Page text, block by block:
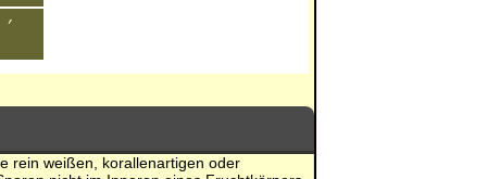
,
rein weißen, korallenartigen oder